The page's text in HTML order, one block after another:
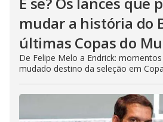
mudar a história do
últimas Copas do
De Felipe Melo a Endrick:
mudado destino da seleção em